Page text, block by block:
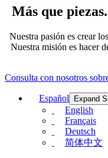
Más que
Nuestra pasión es crear
Nuestra misión es hacer
Consulta con nosotros
Español Expand
English
Français
Deutsch
简体中文